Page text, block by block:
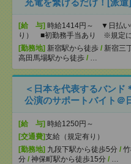
充電を繋げるだけ！[派遣]
[給 与] 時給1414円～ ▼日払い
り） ■初勤務手当あり ※規定
[勤務地] 新宿駅から徒歩 / 新宿三
高田馬場駅から徒歩 / …
＜日本を代表するバンド
公演のサポートバイト＠
[給 与] 時給1250円～
[交通費]支給（規定有り）
[勤務地] 九段下駅から徒歩5分 /
分 / 神保町駅から徒歩15分 / …